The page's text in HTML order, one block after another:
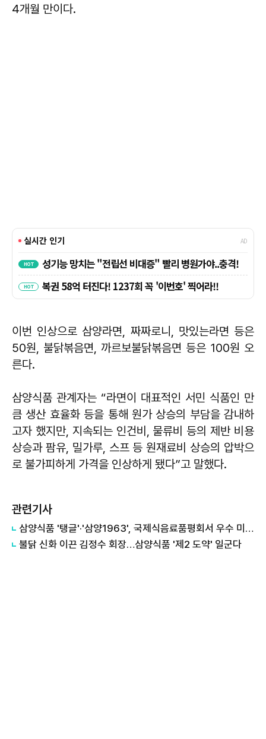
4개월 만이다.
이번 인상으로 삼양라면, 짜짜로니, 맛있는라면 등은
50원, 불닭볶음면, 까르보불닭볶음면 등은 100원 오
른다.
삼양식품 관계자는 “라면이 대표적인 서민 식품인 만
큼 생산 효율화 등을 통해 원가 상승의 부담을 감내하
고자 했지만, 지속되는 인건비, 물류비 등의 제반 비용
상승과 팜유, 밀가루, 스프 등 원재료비 상승의 압박으
로 불가피하게 가격을 인상하게 됐다”고 말했다.
관련기사
삼양식품 '탱글'·'삼양1963', 국제식음료품평회서 우수 미각상 수상
불닭 신화 이끈 김정수 회장…삼양식품 '제2 도약' 일군다